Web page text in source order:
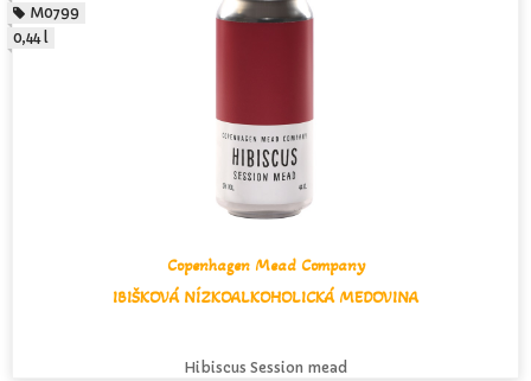
Copenhagen Mead Company
IBIŠKOVÁ NÍZKOALKOHOLICKÁ MEDOVINA
Hibiscus Session mead
M0799
0,44 l